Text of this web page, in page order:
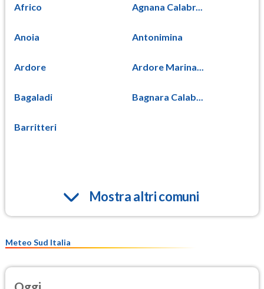
Africo Agnana Calabr...
Anoia Antonimina
Ardore Ardore Marina...
Bagaladi Bagnara Calab...
Barritteri
Mostra altri comuni
Meteo Sud Italia